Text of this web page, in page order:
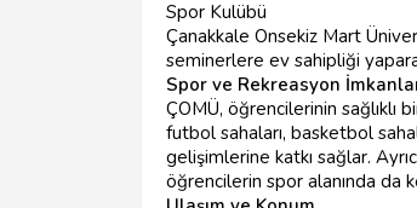
Spor Kulübü
Çanakkale Onsekiz Mart
seminerlere ev sahipliği
Spor ve Rekreasyon
ÇOMÜ, öğrencilerinin sağlıklı
futbol sahaları, basketbol
gelişimlerine katkı sağlar.
öğrencilerin spor alanında da